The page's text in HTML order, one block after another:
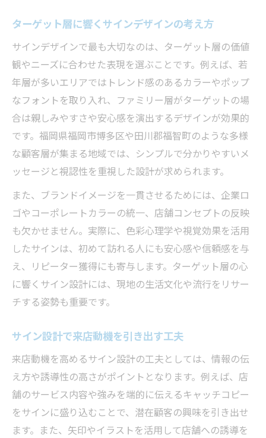
ターゲット層に響くサインデザインの考え方
サインデザインで最も大切なのは、ターゲット層の価値
観やニーズに合わせた表現を選ぶことです。例えば、若
年層が多いエリアではトレンド感のあるカラーやポップ
なフォントを取り入れ、ファミリー層がターゲットの場
合は親しみやすさや安心感を演出するデザインが効果的
です。福岡県福岡市博多区や田川郡福智町のような多様
な顧客層が集まる地域では、シンプルで分かりやすいメ
ッセージと視認性を重視した設計が求められます。
また、ブランドイメージを一貫させるためには、企業ロ
ゴやコーポレートカラーの統一、店舗コンセプトの反映
も欠かせません。実際に、色彩心理学や視覚効果を活用
したサインは、初めて訪れる人にも安心感や信頼感を与
え、リピーター獲得にも寄与します。ターゲット層の心
に響くサイン設計には、現地の生活文化や流行をリサー
チする姿勢も重要です。
サイン設計で来店動機を引き出す工夫
来店動機を高めるサイン設計の工夫としては、情報の伝
え方や誘導性の高さがポイントとなります。例えば、店
舗のサービス内容や強みを端的に伝えるキャッチコピー
をサインに盛り込むことで、潜在顧客の興味を引き出せ
ます。また、矢印やイラストを活用して店舗への誘導を